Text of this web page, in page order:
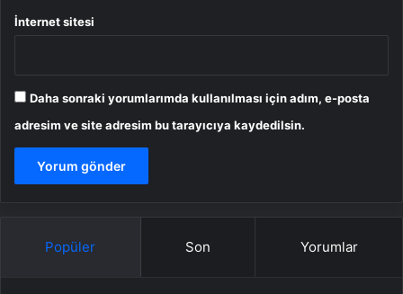
İnternet sitesi
Daha sonraki yorumlarımda kullanılması için adım, e-posta
adresim ve site adresim bu tarayıcıya kaydedilsin.
Popüler Son Yorumlar